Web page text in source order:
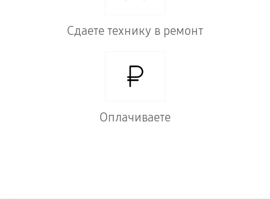
Сдаете технику в ремонт
Оплачиваете